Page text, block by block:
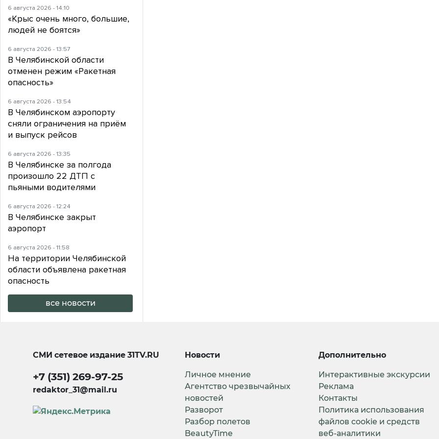
6 августа 2026 - 14:10
«Крыс очень много, большие,
людей не боятся»
6 августа 2026 - 13:57
В Челябинской области
отменен режим «Ракетная
опасность»
6 августа 2026 - 13:54
В Челябинском аэропорту
сняли ограничения на приём
и выпуск рейсов
6 августа 2026 - 13:35
В Челябинске за полгода
произошло 22 ДТП с
пьяными водителями
6 августа 2026 - 12:24
В Челябинске закрыт
аэропорт
6 августа 2026 - 11:58
На территории Челябинской
области объявлена ракетная
опасность
все новости
СМИ сетевое издание31TV.RU
+7 (351) 269-97-25
redaktor_31@mail.ru
Новости
Личное мнение
Агентство чрезвычайных
новостей
Разворот
Разбор полетов
BeautyTime
Дополнительно
Интерактивные экскурсии
Реклама
Контакты
Политика использования
файлов cookie и средств
веб-аналитики